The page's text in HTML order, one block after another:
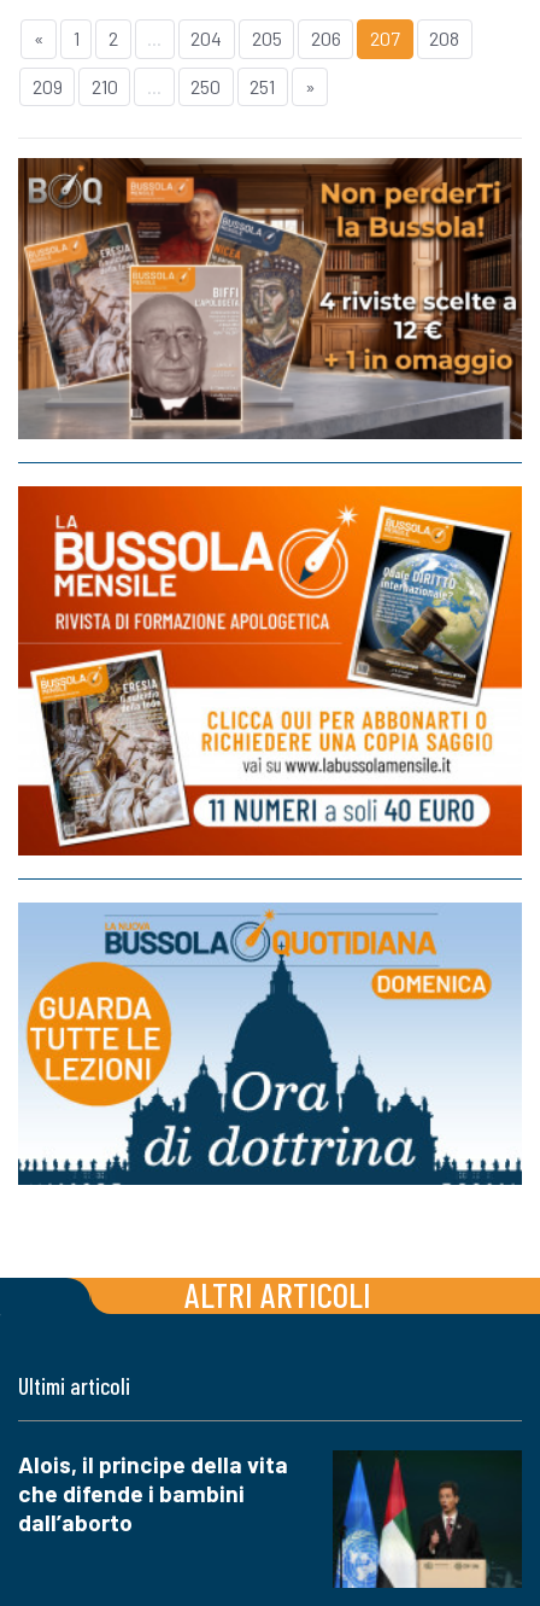
« 1 2 ... 204 205 206 207 208
209 210 250 251 »
ALTRI ARTICOLI
Ultimi articoli
Alois, il principe della vita
che difende i bambini
dall’aborto